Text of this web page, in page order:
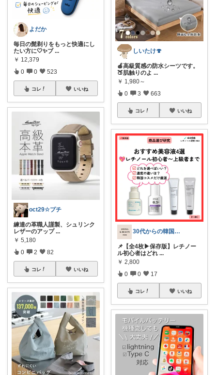
よだか
毎日の髭剃りをもっと快適にし
たい方に🤍✨ブ ...
￥ 12,379
0 0 523
コレ いいね
oct29☆プチ
練達の革職人謹製、シュリンク
レザーのアップ ...
￥ 5,180
0 2 82
コレ いいね
しいたけ🍄
🍎高級質感の防水シーツです。
🍑肌触りのよ ...
￥ 1,980～
0 3 663
コレ いいね
30代からの韓国美容研究室🧪
📌【全4枚▶保存版】レチノー
ル初心者はどれ ...
￥ 2,800
0 0 17
コレ いいね